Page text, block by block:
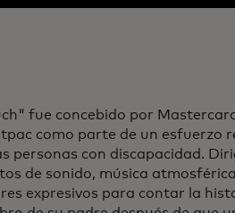
fue concebido por
como parte de un esfuerzo
personas con discapacidad.
de sonido, música
expresivos para contar la